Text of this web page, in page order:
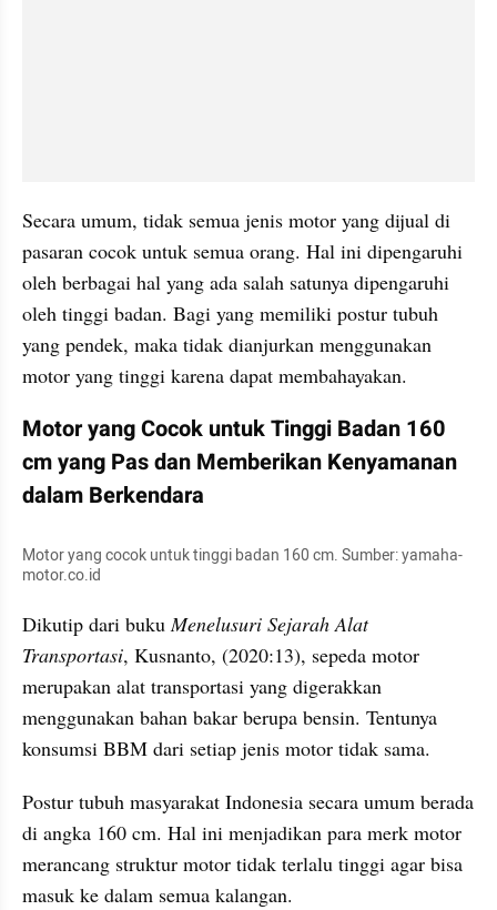
Secara umum, tidak semua jenis motor yang dijual di
pasaran cocok untuk semua orang. Hal ini dipengaruhi
oleh berbagai hal yang ada salah satunya dipengaruhi
oleh tinggi badan. Bagi yang memiliki postur tubuh
yang pendek, maka tidak dianjurkan menggunakan
motor yang tinggi karena dapat membahayakan.
Motor yang Cocok untuk Tinggi Badan 160
cm yang Pas dan Memberikan Kenyamanan
dalam Berkendara
Motor yang cocok untuk tinggi badan 160 cm. Sumber: yamaha-
motor.co.id
Dikutip dari buku Menelusuri Sejarah Alat
Transportasi, Kusnanto, (2020:13), sepeda motor
merupakan alat transportasi yang digerakkan
menggunakan bahan bakar berupa bensin. Tentunya
konsumsi BBM dari setiap jenis motor tidak sama.
Postur tubuh masyarakat Indonesia secara umum berada
di angka 160 cm. Hal ini menjadikan para merk motor
merancang struktur motor tidak terlalu tinggi agar bisa
masuk ke dalam semua kalangan.